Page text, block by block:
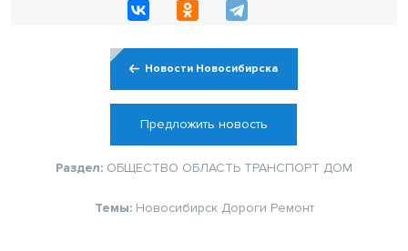
Новости Новосибирска
Предложить новость
Раздел: ОБЩЕСТВО ОБЛАСТЬ ТРАНСПОРТ ДОМ
Темы: Новосибирск Дороги Ремонт